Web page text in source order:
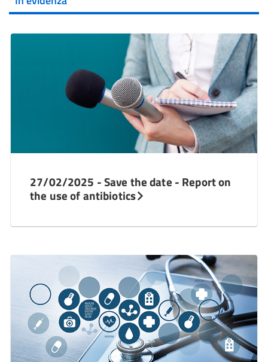
27/02/2025 - Save the date - Report on
the use of antibiotics